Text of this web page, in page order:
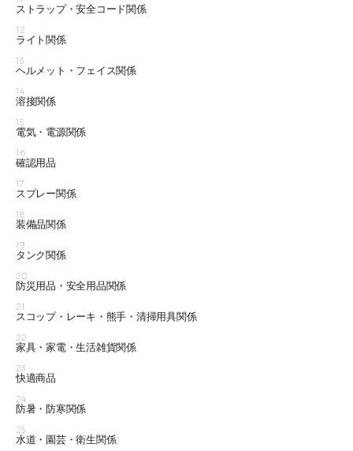
ストラップ・安全コード関係
12
ライト関係
13
ヘルメット・フェイス関係
14
溶接関係
15
電気・電源関係
16
確認用品
17
スプレー関係
18
装備品関係
19
タンク関係
20
防災用品・安全用品関係
21
スコップ・レーキ・熊手・清掃用具関係
22
家具・家電・生活雑貨関係
23
快適商品
24
防暑・防寒関係
25
水道・園芸・衛生関係